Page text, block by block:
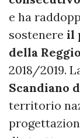
e ha
sostenere il
della
2018/2019.
Scandiano
territorio